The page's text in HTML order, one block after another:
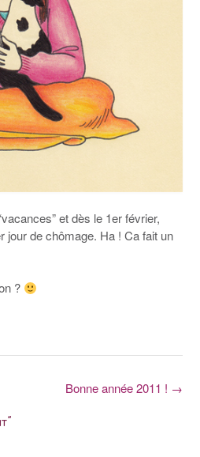
et dès le 1er février,
jour de chômage. Ha ! Ca fait un
?
Bonne année 2011 ! →
”